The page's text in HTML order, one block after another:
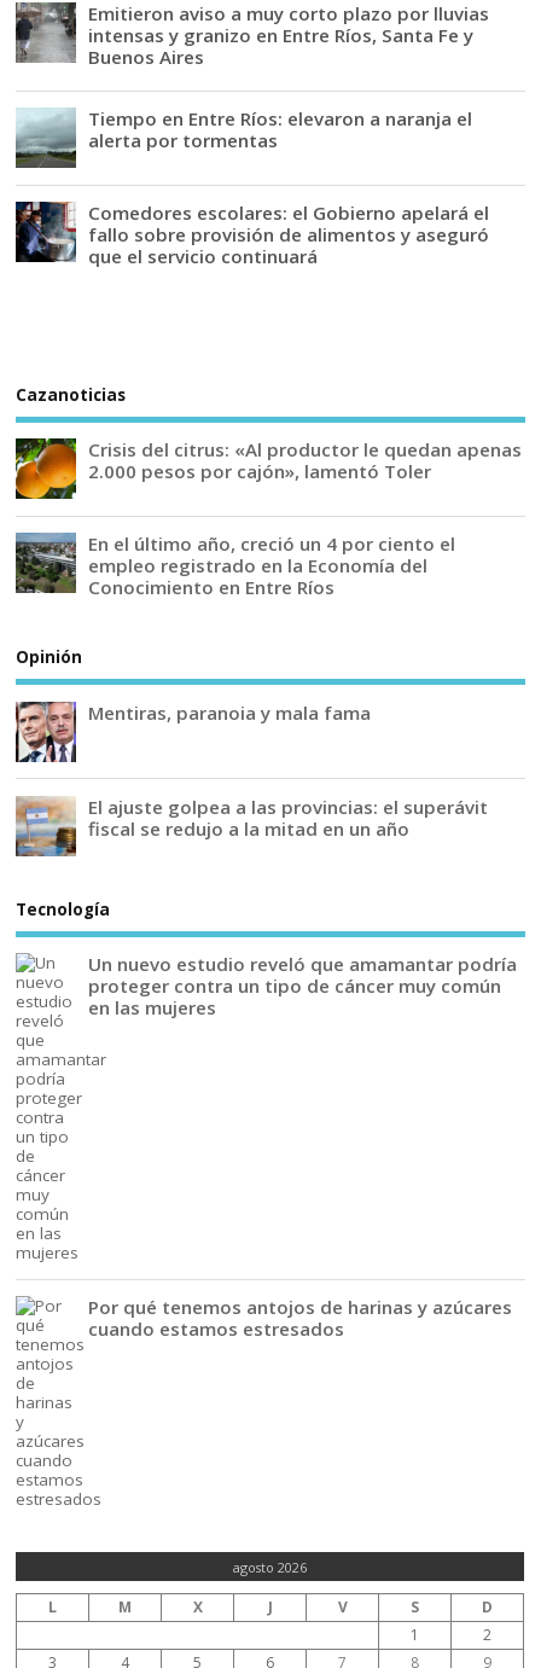
Emitieron aviso a muy corto plazo por lluvias
intensas y granizo en Entre Ríos, Santa Fe y
Buenos Aires
Tiempo en Entre Ríos: elevaron a naranja el
alerta por tormentas
Comedores escolares: el Gobierno apelará el
fallo sobre provisión de alimentos y aseguró
que el servicio continuará
Cazanoticias
Crisis del citrus: «Al productor le quedan apenas
2.000 pesos por cajón», lamentó Toler
En el último año, creció un 4 por ciento el
empleo registrado en la Economía del
Conocimiento en Entre Ríos
Opinión
Mentiras, paranoia y mala fama
El ajuste golpea a las provincias: el superávit
fiscal se redujo a la mitad en un año
Tecnología
Un nuevo estudio reveló que amamantar podría
proteger contra un tipo de cáncer muy común
en las mujeres
Por qué tenemos antojos de harinas y azúcares
cuando estamos estresados
agosto 2026
L M X J V S
D
1
2
3
4 5 6 7 8 9